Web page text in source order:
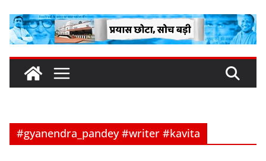
content
#gyanendra_pandey #writer #kavita